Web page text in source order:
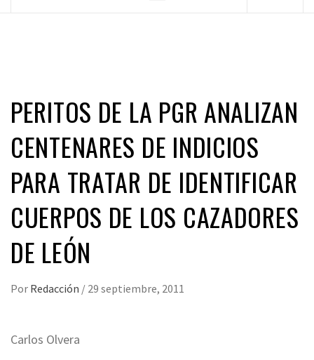
PERITOS DE LA PGR ANALIZAN
CENTENARES DE INDICIOS
PARA TRATAR DE IDENTIFICAR
CUERPOS DE LOS CAZADORES
DE LEÓN
Por Redacción / 29 septiembre, 2011
Carlos Olvera